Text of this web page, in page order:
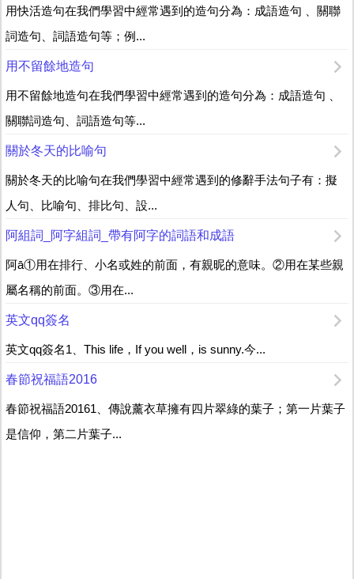
用快活造句在我們學習中經常遇到的造句分為：成語造句 、關聯
詞造句、詞語造句等；例...
用不留餘地造句
用不留餘地造句在我們學習中經常遇到的造句分為：成語造句 、
關聯詞造句、詞語造句等...
關於冬天的比喻句
關於冬天的比喻句在我們學習中經常遇到的修辭手法句子有：擬
人句、比喻句、排比句、設...
阿組詞_阿字組詞_帶有阿字的詞語和成語
阿ā①用在排行、小名或姓的前面，有親昵的意味。②用在某些親
屬名稱的前面。③用在...
英文qq簽名
英文qq簽名1、This life，If you well，is sunny.今...
春節祝福語2016
春節祝福語20161、傳說薰衣草擁有四片翠綠的葉子；第一片葉子
是信仰，第二片葉子...